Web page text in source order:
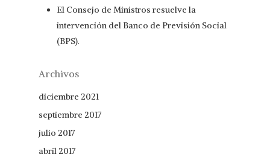
El Consejo de Ministros resuelve la
intervención del Banco de Previsión Social
(BPS).
Archivos
diciembre 2021
septiembre 2017
julio 2017
abril 2017